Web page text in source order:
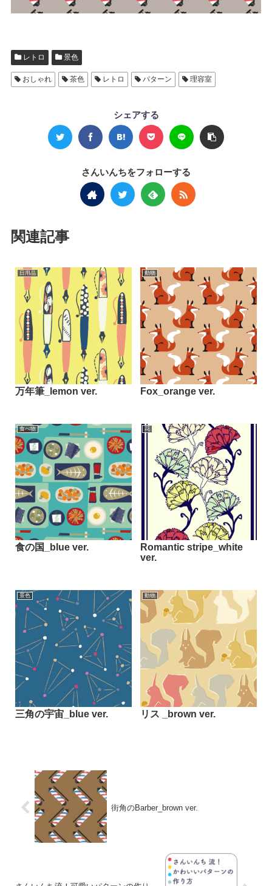
レトロ 景色
おしゃれ 茶色 レトロ パターン 理容室
シェアする
さんいんちをフォローする
関連記事
日用品
万年筆_lemon ver.
動物
Fox_orange ver.
食べ物
食の国_blue ver.
花
Romantic stripe_white
ver.
景色
三角の宇宙_blue ver.
動物
リス _brown ver.
街角のBarber_brown ver.